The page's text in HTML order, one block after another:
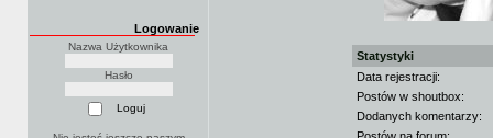
Logowanie
Nazwa Użytkownika
Hasło
Statystyki
Data rejestracji:
Postów w shoutbox:
Dodanych komentarzy: